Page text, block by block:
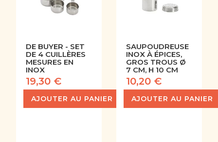
DE BUYER - SET
DE 4 CUILLÈRES
MESURES EN
INOX
19,30 €
AJOUTER AU PANIER
SAUPOUDREUSE
INOX À ÉPICES,
GROS TROUS Ø
7 CM, H 10 CM
10,20 €
AJOUTER AU PANIER